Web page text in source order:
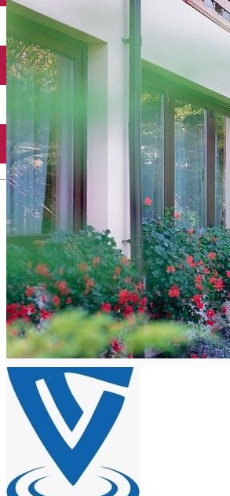
English
Încărcare vehicule electrice
Conectează-te cu noi
Contact
Facebook